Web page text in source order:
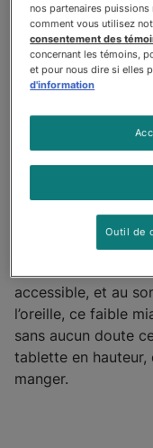
Il va là où aucun
accessible, et au
l’oreille, ce faible
sans aucun doute
tablette en
manger.
nos partenaires
comment vous utilisez
consentement des
concernant les témoins,
et pour nous dire si elles
d'information
Outil de